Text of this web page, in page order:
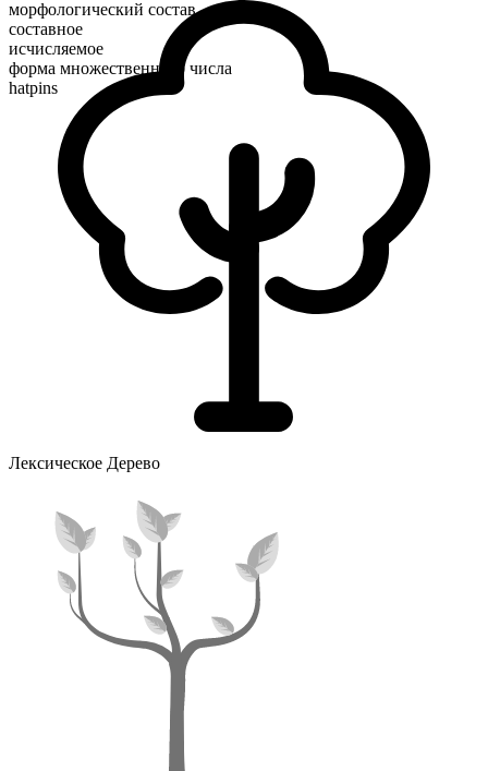
морфологический состав
составное
исчисляемое
форма множественного числа
hatpins
Лексическое Дерево